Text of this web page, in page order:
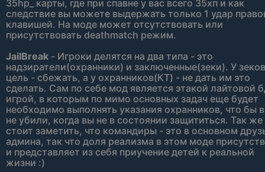
35hp_ карты, где при спавне у вас всего 35хп и как
следствие вы можете выдержать только 1 удар
клавишей. На моде может отсутствовать или
присутствовать deathmatch режим.
JailBreak - Игроки делятся на два типа - это
надзиратели(охранники) и заключенные(зеки). У
цель - сбежать, а у охранников(КТ) - не дать им это
сделать. Сам по себе мод является этакой лайтовой
игрой, в которым по мимо основных задач еще будет
необходимо выполнять указания охранников, что бы
не убили, когда вы не в состоянии защититься. Так же
стоит заметить, что командиры - это в основном
админа, так что доля реализма в этом моде
и представляет из себя приучение детей к реальной
жизни :)